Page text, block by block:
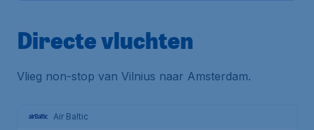
Directe vluchten
Vlieg non-stop van Vilnius naar Amsterdam.
Air Baltic